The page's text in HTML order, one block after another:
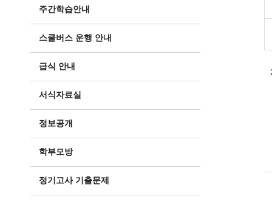
주간학습안내
스쿨버스 운행 안내
급식 안내
서식자료실
정보공개
학부모방
정기고사 기출문제